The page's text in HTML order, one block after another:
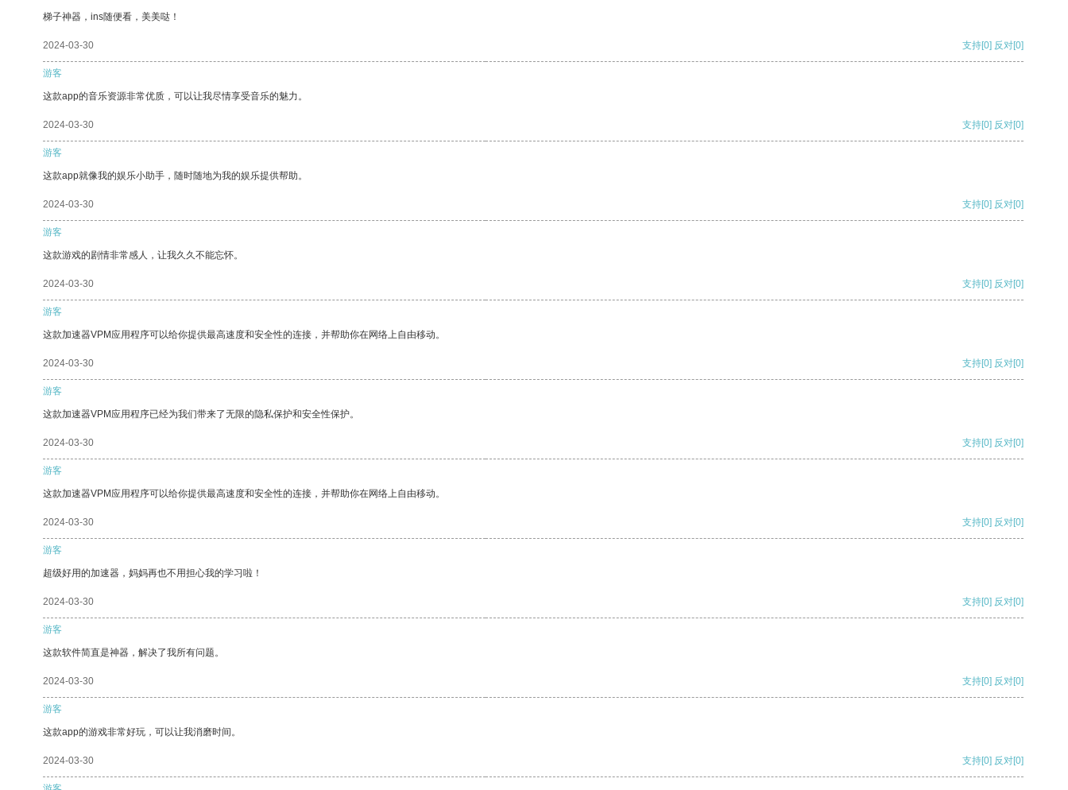
梯子神器，ins随便看，美美哒！
2024-03-30 支持[0] 反对[0]
游客
这款app的音乐资源非常优质，可以让我尽情享受音乐的魅力。
2024-03-30 支持[0] 反对[0]
游客
这款app就像我的娱乐小助手，随时随地为我的娱乐提供帮助。
2024-03-30 支持[0] 反对[0]
游客
这款游戏的剧情非常感人，让我久久不能忘怀。
2024-03-30 支持[0] 反对[0]
游客
这款加速器VPM应用程序可以给你提供最高速度和安全性的连接，并帮助你在网络上自由移动。
2024-03-30 支持[0] 反对[0]
游客
这款加速器VPM应用程序已经为我们带来了无限的隐私保护和安全性保护。
2024-03-30 支持[0] 反对[0]
游客
这款加速器VPM应用程序可以给你提供最高速度和安全性的连接，并帮助你在网络上自由移动。
2024-03-30 支持[0] 反对[0]
游客
超级好用的加速器，妈妈再也不用担心我的学习啦！
2024-03-30 支持[0] 反对[0]
游客
这款软件简直是神器，解决了我所有问题。
2024-03-30 支持[0] 反对[0]
游客
这款app的游戏非常好玩，可以让我消磨时间。
2024-03-30 支持[0] 反对[0]